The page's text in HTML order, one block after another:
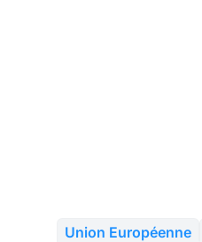
Union Européenne